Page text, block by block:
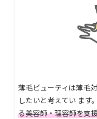
薄毛ビューティは薄毛
したいと考えてい ます
る美容師・理容師を支